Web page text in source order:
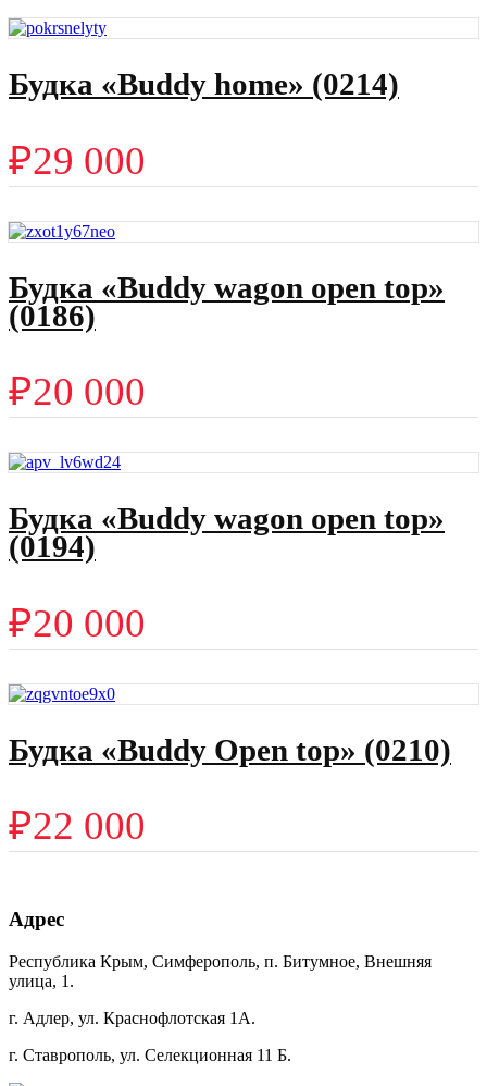
Будка «Buddy home» (0214)
₽29 000
Будка «Buddy wagon open top»
(0186)
₽20 000
Будка «Buddy wagon open top»
(0194)
₽20 000
Будка «Buddy Open top» (0210)
₽22 000
Адрес
Республика Крым, Симферополь, п. Битумное, Внешняя
улица, 1.
г. Адлер, ул. Краснофлотская 1А.
г. Ставрополь, ул. Селекционная 11 Б.